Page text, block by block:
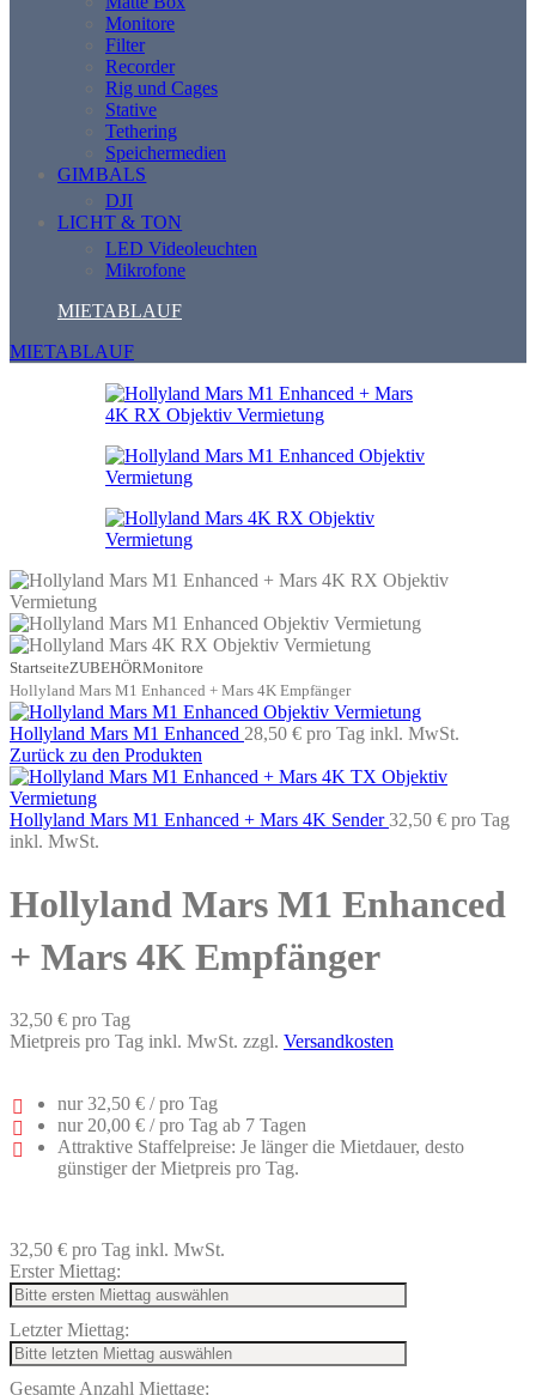
Monitore
Filter
Recorder
Rig und Cages
Stative
Tethering
Speichermedien
GIMBALS
DJI
LICHT & TON
LED Videoleuchten
Mikrofone
MIETABLAUF
MIETABLAUF
StartseiteZUBEHÖRMonitore
Hollyland Mars M1 Enhanced + Mars 4K Empfänger
Hollyland Mars M1 Enhanced 28,50 € pro Tag inkl. MwSt.
Zurück zu den Produkten
Hollyland Mars M1 Enhanced + Mars 4K Sender32,50 € pro Tag
inkl. MwSt.
Hollyland Mars M1 Enhanced
+ Mars 4K Empfänger
32,50 € pro Tag
Mietpreis pro Tag inkl. MwSt. zzgl. Versandkosten
nur32,50 € / pro Tag
nur 20,00 € / pro Tag ab 7 Tagen
Attraktive Staffelpreise: Je länger die Mietdauer, desto
günstiger der Mietpreis pro Tag.
32,50 € pro Tag inkl. MwSt.
Erster Miettag:
Letzter Miettag:
Gesamte Anzahl Miettage: